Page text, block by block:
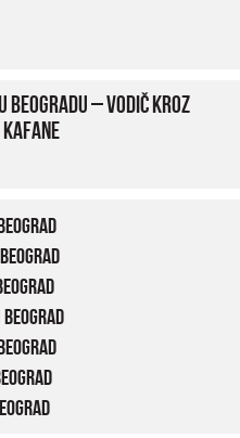
Beogradu – vodič kroz
kafane